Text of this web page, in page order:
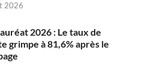
2026
2026 : Le taux de
grimpe à 81,6% après le